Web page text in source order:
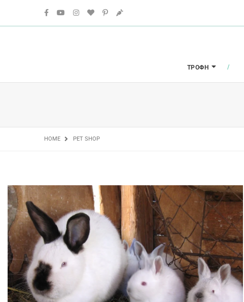
ΤΡΟΦΉ
HOME PET SHOP